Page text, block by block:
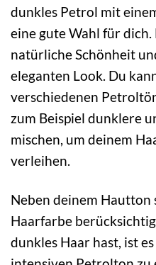
dunkles Petrol mit
eine gute Wahl für dich.
natürliche Schönheit
eleganten Look. Du
verschiedenen
zum Beispiel dunklere
mischen, um deinem
verleihen.
Neben deinem Hautton
Haarfarbe
dunkles Haar hast, ist